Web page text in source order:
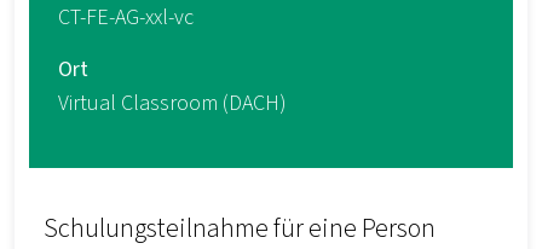
CT-FE-AG-xxl-vc
Ort
Virtual Classroom (DACH)
Schulungsteilnahme für eine Person